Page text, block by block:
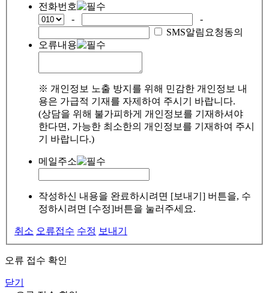
전화번호
-
-
SMS알림요청동의
오류내용
※ 개인정보 노출 방지를 위해 민감한 개인정보 내
용은 가급적 기재를 자제하여 주시기 바랍니다.
(상담을 위해 불가피하게 개인정보를 기재하셔야
한다면, 가능한 최소한의 개인정보를 기재하여 주시
기 바랍니다.)
메일주소
작성하신 내용을 완료하시려면 [보내기] 버튼을, 수
정하시려면 [수정]버튼을 눌러주세요.
취소 오류접수 수정 보내기
오류 접수 확인
닫기